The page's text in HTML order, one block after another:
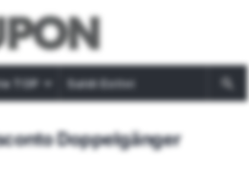
TOP Saldi Estivi
Doppelgänger